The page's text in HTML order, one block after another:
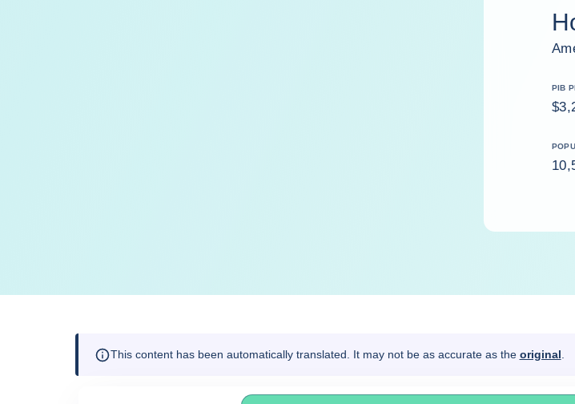
PIB
This content has been automatically translated. It may not be as accurate as the original